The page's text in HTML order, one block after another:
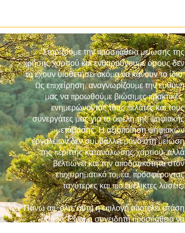
Στηρίζουμε την προσπάθεια μείωσης της
χρήσης χαρτιού και ενθαρρύνουμε όσους δεν
το έχουν υιοθετήσει ακόμα να κάνουν το ίδιο.
Ως επιχείρηση, αναγνωρίζουμε την ευθύνη
μας να προωθούμε βιώσιμες πρακτικές,
ενημερώνοντας τους πελάτες και τους
συνεργάτες μας για τα οφέλη της ψηφιακής
μετάβασης.​Η αξιοποίηση ψηφιακών
εργαλείων δεν συμβάλλει μόνο στη μείωση
της περιττής κατανάλωσης χαρτιού, αλλά
βελτιώνει και την αποδοτικότητα στον
επιχειρηματικό τομέα, προσφέροντας
ταχύτερες και πιο ευέλικτες λύσεις.
Πάνω απ’ όλα, αυτή η επιλογή αποτελεί στάση
ζωής. Είναι η συνειδητή προσπάθεια να